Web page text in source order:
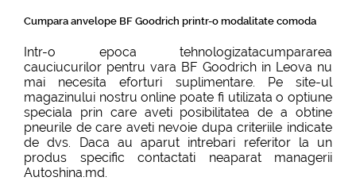
Cumpara anvelope BF Goodrich printr-o modalitate comoda
Intr-o epoca tehnologizatacumpararea
cauciucurilor pentru vara BF Goodrich in Leova nu
mai necesita eforturi suplimentare. Pe site-ul
magazinului nostru online poate fi utilizata o optiune
speciala prin care aveti posibilitatea de a obtine
pneurile de care aveti nevoie dupa criteriile indicate
de dvs. Daca au aparut intrebari referitor la un
produs specific contactati neaparat managerii
Autoshina.md.